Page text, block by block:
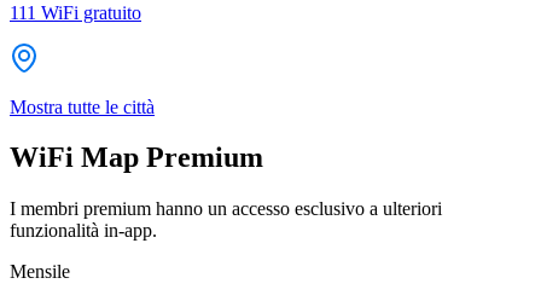
111 WiFi gratuito
Mostra tutte le città
WiFi Map Premium
I membri premium hanno un accesso esclusivo a ulteriori
funzionalità in-app.
Mensile